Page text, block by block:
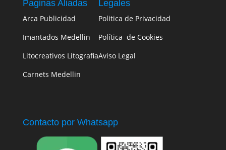
Paginas Aliadas
Arca Publicidad
Imantados Medellin
Litocreativos Litografia
Carnets Medellin
Legales
Politica de Privacidad
Política de Cookies
Aviso Legal
Contacto por Whatsapp